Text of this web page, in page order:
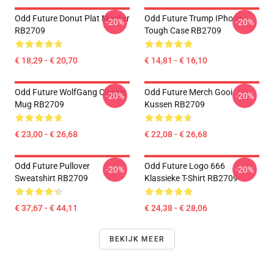
Odd Future Donut Plat Masker
RB2709
€ 18,29 - € 20,70
-20%
Odd Future Trump IPhone
Tough Case RB2709
€ 14,81 - € 16,10
-20%
Odd Future WolfGang Classic
Mug RB2709
€ 23,00 - € 26,68
-20%
Odd Future Merch Gooi
Kussen RB2709
€ 22,08 - € 26,68
-20%
Odd Future Pullover
Sweatshirt RB2709
€ 37,67 - € 44,11
-20%
Odd Future Logo 666
Klassieke T-Shirt RB2709
€ 24,38 - € 28,06
-20%
BEKIJK MEER